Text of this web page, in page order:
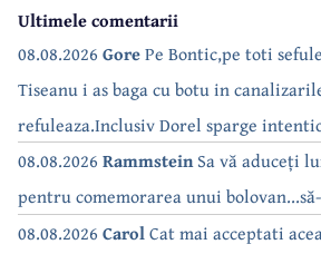
Ultimele comentarii
08.08.2026 GorePe Bontic,pe toti
Tiseanu i as baga cu botu in
refuleaza.Inclusiv Dorel sparge
bea apa de la robinet.Asta as intreba
08.08.2026 RammsteinSa vă aduceți
pentru comemorarea unui
08.08.2026 CarolCat mai acceptati